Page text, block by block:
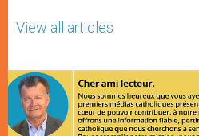
View all articles